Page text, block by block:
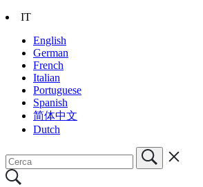
IT
English
German
French
Italian
Portuguese
Spanish
简体中文
Dutch